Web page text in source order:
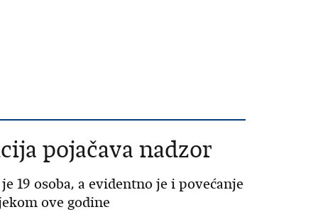
pojačava nadzor
19 osoba, a evidentno je i povećanje
ove godine